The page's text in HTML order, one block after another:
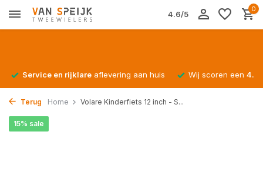
4.6/5
0
Service en rijklare aflevering aan huis Wij scoren een
Terug Home Volare Kinderfiets 12 inch - S...
15% sale